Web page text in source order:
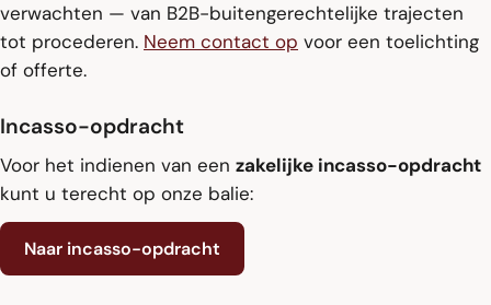
verwachten — van B2B-buitengerechtelijke trajecten
tot procederen. Neem contact op voor een toelichting
of offerte.
Incasso-opdracht
Voor het indienen van een zakelijke incasso-opdracht
kunt u terecht op onze balie:
Naar incasso-opdracht